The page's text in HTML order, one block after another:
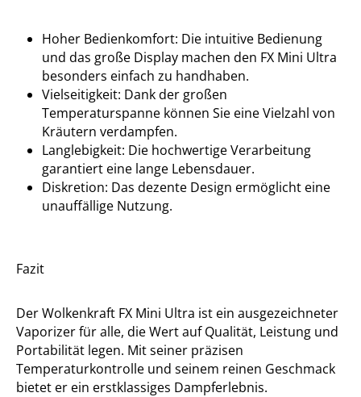
Hoher Bedienkomfort: Die intuitive Bedienung
und das große Display machen den FX Mini Ultra
besonders einfach zu handhaben.
Vielseitigkeit: Dank der großen
Temperaturspanne können Sie eine Vielzahl von
Kräutern verdampfen.
Langlebigkeit: Die hochwertige Verarbeitung
garantiert eine lange Lebensdauer.
Diskretion: Das dezente Design ermöglicht eine
unauffällige Nutzung.
Fazit
Der Wolkenkraft FX Mini Ultra ist ein ausgezeichneter
Vaporizer für alle, die Wert auf Qualität, Leistung und
Portabilität legen. Mit seiner präzisen
Temperaturkontrolle und seinem reinen Geschmack
bietet er ein erstklassiges Dampferlebnis.